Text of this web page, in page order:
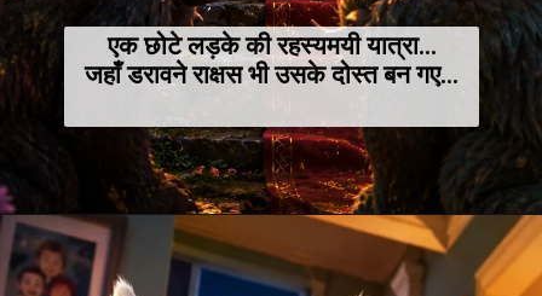
एक छोटे लड़के की रहस्यमयी यात्रा…
जहाँ डरावने राक्षस भी उसके दोस्त बन गए…